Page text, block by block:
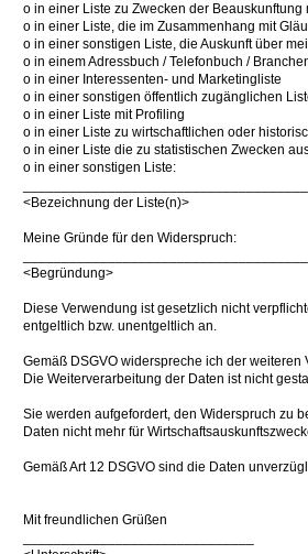
o in einer Liste zu Zwecken der
o in einer Liste, die im Zusammenhang mit
o in einer sonstigen Liste, die Auskunft über
o in einem Adressbuch / Telefonbuch /
o in einer Interessenten- und Marketingliste
o in einer sonstigen öffentlich zugänglichen
o in einer Liste mit Profiling
o in einer Liste zu wirtschaftlichen oder
o in einer Liste die zu statistischen Zwecken
o in einer sonstigen Liste:
<Bezeichnung der Liste(n)>
Meine Gründe für den Widerspruch:
<Begründung>
Diese Verwendung ist gesetzlich nicht
entgeltlich bzw. unentgeltlich an.
Gemäß DSGVO widerspreche ich der
Die Weiterverarbeitung der Daten ist nicht
Sie werden aufgefordert, den Widerspruch zu
Daten nicht mehr für
Gemäß Art 12 DSGVO sind die Daten
Mit freundlichen Grüßen